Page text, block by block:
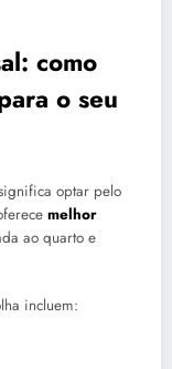
como
o seu
optar pelo
melhor
ao quarto e
incluem: